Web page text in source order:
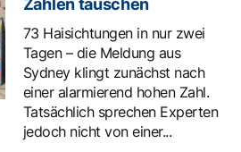
Zahlen täuschen
73 Haisichtungen in nur zwei
Tagen – die Meldung aus
Sydney klingt zunächst nach
einer alarmierend hohen Zahl.
Tatsächlich sprechen Experten
jedoch nicht von einer...